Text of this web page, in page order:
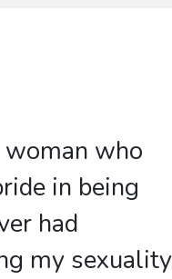
woman who
in being
had
my sexuality